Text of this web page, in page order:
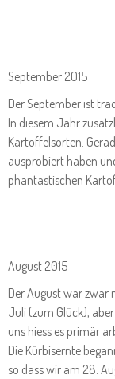
September 2015
Der September ist
In diesem Jahr
Kartoffelsorten.
ausprobiert haben
phantastischen
August 2015
Der August war zwar
Juli (zum Glück),
uns hiess es primär
Die Kürbisernte
so dass wir am 28.